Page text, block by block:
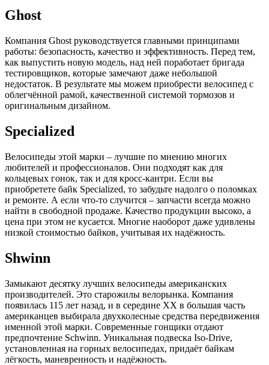
Ghost
Компания Ghost руководствуется главными принципами
работы: безопасность, качество и эффективность. Перед тем,
как выпустить новую модель, над ней поработает бригада
тестировщиков, которые замечают даже небольшой
недостаток. В результате мы можем приобрести велосипед с
облегчённой рамой, качественной системой тормозов и
оригинальным дизайном.
Specialized
Велосипеды этой марки – лучшие по мнению многих
любителей и профессионалов. Они подходят как для
кольцевых гонок, так и для кросс-кантри. Если вы
приобретете байк Specialized, то забудьте надолго о поломках
и ремонте. А если что-то случится – запчасти всегда можно
найти в свободной продаже. Качество продукции высоко, а
цена при этом не кусается. Многие наоборот даже удивлены
низкой стоимостью байков, учитывая их надёжность.
Shwinn
Замыкают десятку лучших велосипеды американских
производителей. Это старожилы велорынка. Компания
появилась 115 лет назад, и в середине XX в большая часть
американцев выбирала двухколесные средства передвижения
именной этой марки. Современные гонщики отдают
предпочтение Schwinn. Уникальная подвеска Iso-Drive,
установленная на горных велосипедах, придаёт байкам
лёгкость, маневренность и надёжность.